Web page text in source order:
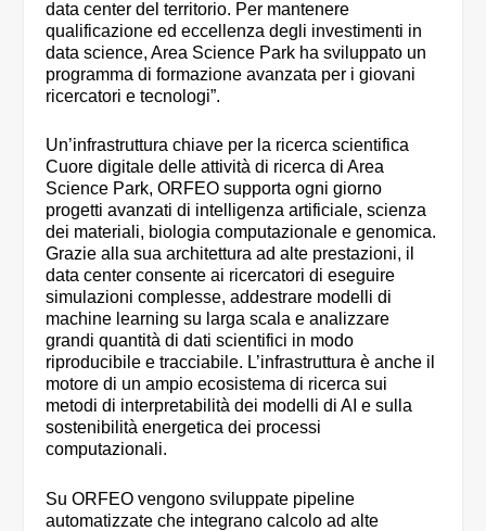
data center del territorio. Per mantenere
qualificazione ed eccellenza degli investimenti in
data science, Area Science Park ha sviluppato un
programma di formazione avanzata per i giovani
ricercatori e tecnologi”.
Un’infrastruttura chiave per la ricerca scientifica
Cuore digitale delle attività di ricerca di Area
Science Park, ORFEO supporta ogni giorno
progetti avanzati di intelligenza artificiale, scienza
dei materiali, biologia computazionale e genomica.
Grazie alla sua architettura ad alte prestazioni, il
data center consente ai ricercatori di eseguire
simulazioni complesse, addestrare modelli di
machine learning su larga scala e analizzare
grandi quantità di dati scientifici in modo
riproducibile e tracciabile. L’infrastruttura è anche il
motore di un ampio ecosistema di ricerca sui
metodi di interpretabilità dei modelli di AI e sulla
sostenibilità energetica dei processi
computazionali.
Su ORFEO vengono sviluppate pipeline
automatizzate che integrano calcolo ad alte